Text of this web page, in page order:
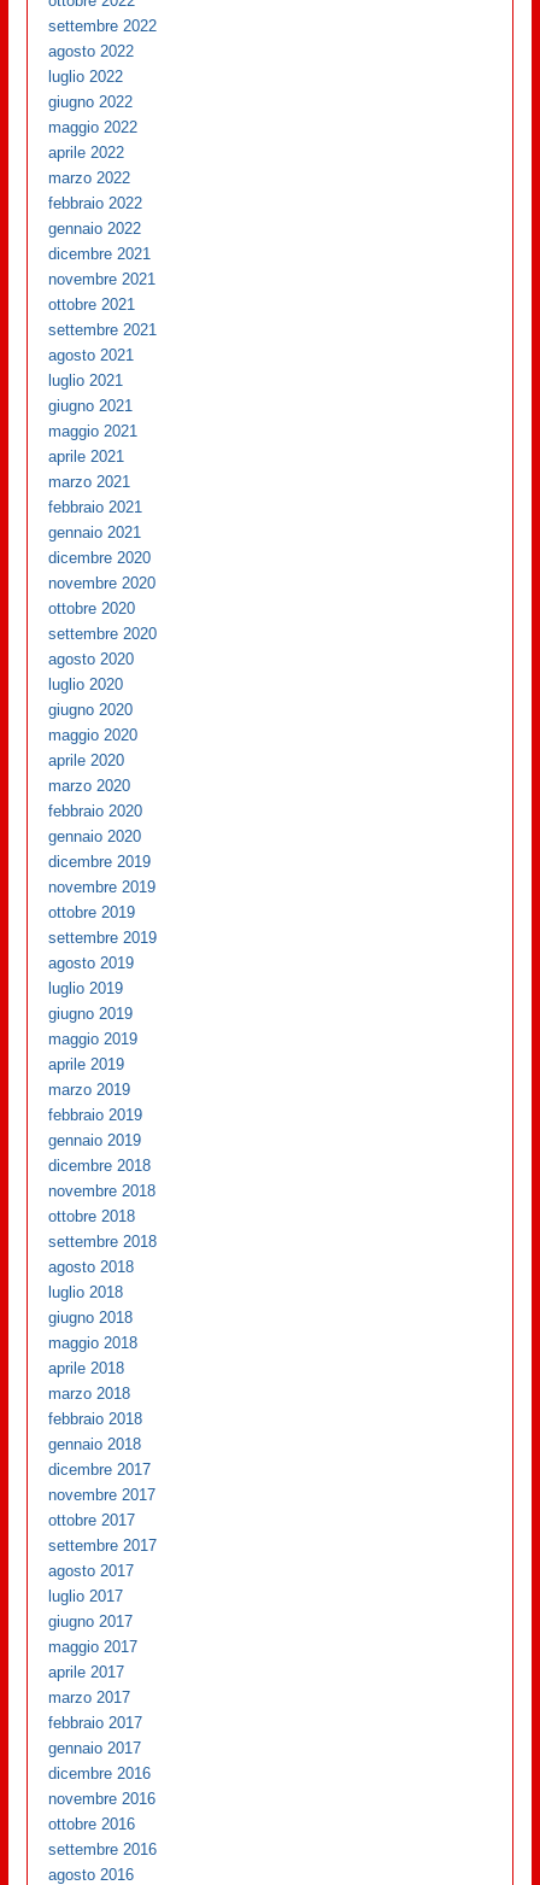
settembre 2022
agosto 2022
luglio 2022
giugno 2022
maggio 2022
aprile 2022
marzo 2022
febbraio 2022
gennaio 2022
dicembre 2021
novembre 2021
ottobre 2021
settembre 2021
agosto 2021
luglio 2021
giugno 2021
maggio 2021
aprile 2021
marzo 2021
febbraio 2021
gennaio 2021
dicembre 2020
novembre 2020
ottobre 2020
settembre 2020
agosto 2020
luglio 2020
giugno 2020
maggio 2020
aprile 2020
marzo 2020
febbraio 2020
gennaio 2020
dicembre 2019
novembre 2019
ottobre 2019
settembre 2019
agosto 2019
luglio 2019
giugno 2019
maggio 2019
aprile 2019
marzo 2019
febbraio 2019
gennaio 2019
dicembre 2018
novembre 2018
ottobre 2018
settembre 2018
agosto 2018
luglio 2018
giugno 2018
maggio 2018
aprile 2018
marzo 2018
febbraio 2018
gennaio 2018
dicembre 2017
novembre 2017
ottobre 2017
settembre 2017
agosto 2017
luglio 2017
giugno 2017
maggio 2017
aprile 2017
marzo 2017
febbraio 2017
gennaio 2017
dicembre 2016
novembre 2016
ottobre 2016
settembre 2016
agosto 2016